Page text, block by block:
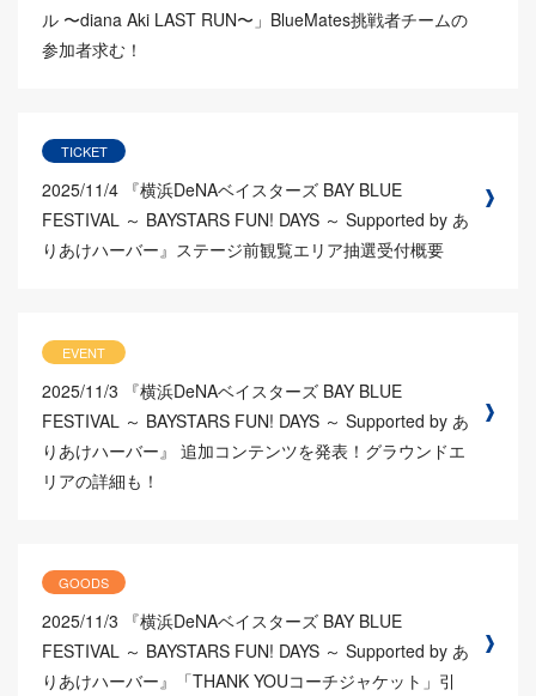
ル 〜diana Aki LAST RUN〜」BlueMates挑戦者チームの
参加者求む！
TICKET
2025/11/4 『横浜DeNAベイスターズ BAY BLUE
FESTIVAL ～ BAYSTARS FUN! DAYS ～ Supported by あ
りあけハーバー』ステージ前観覧エリア抽選受付概要
EVENT
2025/11/3
『横浜DeNAベイスターズ BAY BLUE
FESTIVAL ～ BAYSTARS FUN! DAYS ～ Supported by あ
りあけハーバー』 追加コンテンツを発表！グラウンドエ
リアの詳細も！
GOODS
2025/11/3
『横浜DeNAベイスターズ BAY BLUE
FESTIVAL ～ BAYSTARS FUN! DAYS ～ Supported by あ
りあけハーバー』「THANK YOUコーチジャケット」引